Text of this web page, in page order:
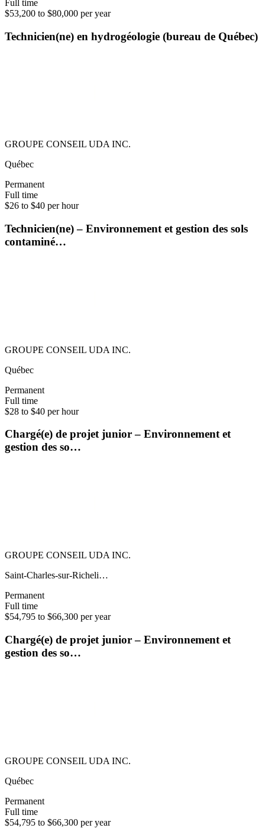
Full time
$53,200 to $80,000 per year
Technicien(ne) en hydrogéologie (bureau de Québec)
GROUPE CONSEIL UDA INC.
Québec
Permanent
Full time
$26 to $40 per hour
Technicien(ne) – Environnement et gestion des sols
contaminé…
GROUPE CONSEIL UDA INC.
Québec
Permanent
Full time
$28 to $40 per hour
Chargé(e) de projet junior – Environnement et
gestion des so…
GROUPE CONSEIL UDA INC.
Saint-Charles-sur-Richeli…
Permanent
Full time
$54,795 to $66,300 per year
Chargé(e) de projet junior – Environnement et
gestion des so…
GROUPE CONSEIL UDA INC.
Québec
Permanent
Full time
$54,795 to $66,300 per year